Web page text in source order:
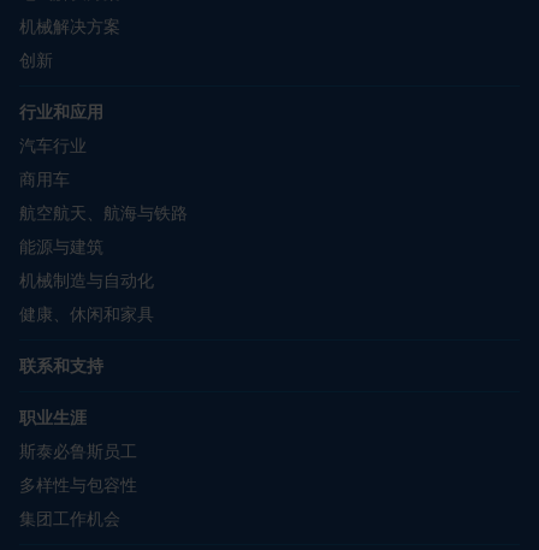
机械解决方案
创新
行业和应用
汽车行业
商用车
航空航天、航海与铁路
能源与建筑
机械制造与自动化
健康、休闲和家具
联系和支持
职业生涯
斯泰必鲁斯员工
多样性与包容性
集团工作机会